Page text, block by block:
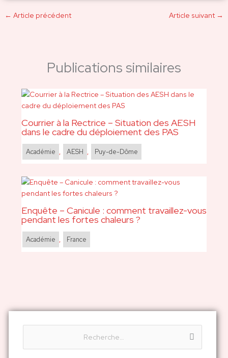
← Article précédent Article suivant →
Publications similaires
Courrier à la Rectrice – Situation des AESH
dans le cadre du déploiement des PAS
Académie , AESH , Puy-de-Dôme
Enquête – Canicule : comment travaillez-vous
pendant les fortes chaleurs ?
Académie , France